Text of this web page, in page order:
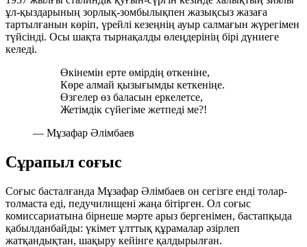
ұл-қыздарының зорлық-зомбылықпен жазықсыз жазаға
тартылғанын көріп, үрейлі кезеңнің ауыр салмағын жүрегімен
түйсінді. Осы шақта тырнақалды өлеңдерінің бірі дүниеге
келеді.
Өкінемін ерте өмірдің өткеніне,
Көре алмай қызығымды кеткеніңе.
Өзгелер өз баласын еркелетсе,
Жетімдік сүйегіме жетпеді ме?!
— Мұзафар Әлімбаев
Сұрапыл соғыс
Соғыс басталғанда Мұзафар Әлімбаев он сегізге енді толар-
толмаста еді, педучилищені жаңа бітірген. Ол соғыс
комиссариатына бірнеше мәрте арыз бергенімен, бастапқыда
қабылданбайды: үкімет ұлттық құрамалар әзірлеп
жатқандықтан, шақыру кейінге қалдырылған.